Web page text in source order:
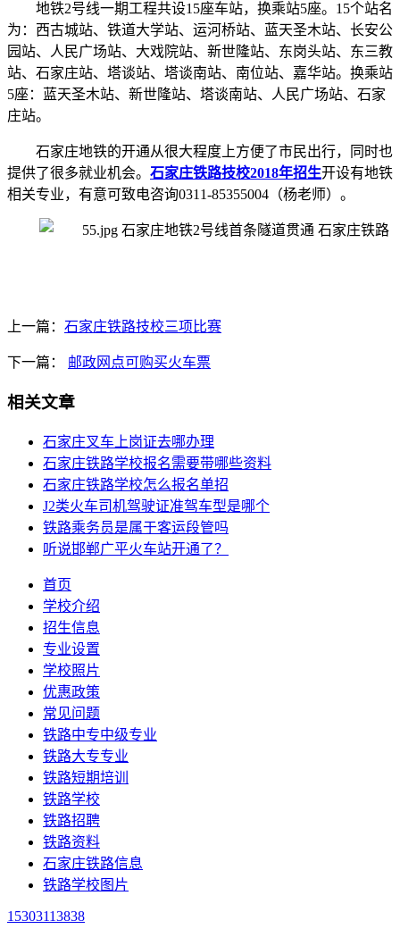
地铁2号线一期工程共设15座车站，换乘站5座。15个站名
为：西古城站、铁道大学站、运河桥站、蓝天圣木站、长安公
园站、人民广场站、大戏院站、新世隆站、东岗头站、东三教
站、石家庄站、塔谈站、塔谈南站、南位站、嘉华站。换乘站
5座：蓝天圣木站、新世隆站、塔谈南站、人民广场站、石家
庄站。
石家庄地铁的开通从很大程度上方便了市民出行，同时也
提供了很多就业机会。 石家庄铁路技校2018年招生开设有地铁
相关专业，有意可致电咨询0311-85355004（杨老师）。
上一篇： 石家庄铁路技校三项比赛
下一篇： 邮政网点可购买火车票
相关文章
石家庄叉车上岗证去哪办理
石家庄铁路学校报名需要带哪些资料
石家庄铁路学校怎么报名单招
J2类火车司机驾驶证准驾车型是哪个
铁路乘务员是属于客运段管吗
听说邯郸广平火车站开通了？
首页
学校介绍
招生信息
专业设置
学校照片
优惠政策
常见问题
铁路中专中级专业
铁路大专专业
铁路短期培训
铁路学校
铁路招聘
铁路资料
石家庄铁路信息
铁路学校图片
15303113838